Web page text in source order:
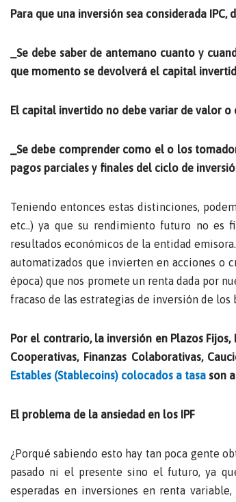
Para que una inversión sea considerada
_Se debe saber de antemano cuanto y
que momento se devolverá el capital
El capital invertido no debe variar de valor o
_Se debe comprender como el o los
pagos parciales y finales del ciclo de
Teniendo entonces estas distinciones,
etc..) ya que su rendimiento futuro no es
resultados económicos de la entidad
automatizados que invierten en acciones o
época) que nos promete un renta dada por
fracaso de las estrategias de inversión de
Por el contrario, la inversión en Plazos
Cooperativas, Finanzas Colaborativas,
Estables (Stablecoins) colocados a tasa son
El problema de la ansiedad en los IPF
¿Porqué sabiendo esto hay tan poca gente
pasado ni el presente sino el futuro, ya
esperadas en inversiones en renta